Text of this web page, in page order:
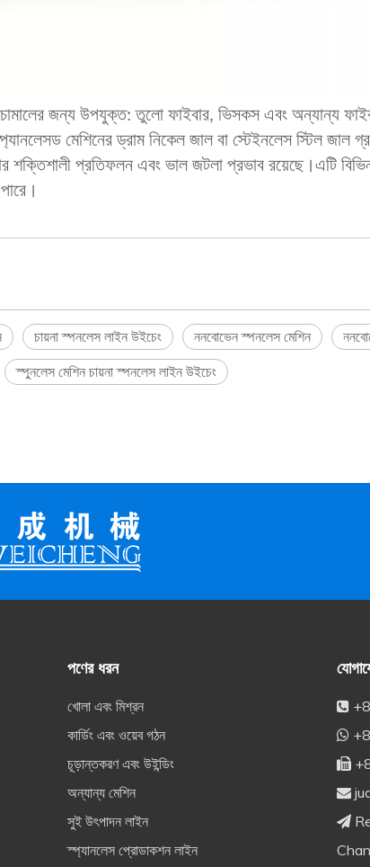
জন্য উপযুক্ত: তুলো ফাইবার, ভিসকস এবং অন্যান্য
মেশিনের ড্রাম নিকেল জাল বা স্টেইনলেস স্টিল জাল
শক্তিশালী প্রতিফলন এবং ভাল জটলা প্রভাব রয়েছে।এটি
চায়না স্পনলেস লাইন উইচেং ননবোভেন স্পনলেস মেশিন
স্পুনলেস মেশিন চায়না স্পনলেস লাইন উইচেং
পণের ধরন
খোলা এবং মিশ্রন
কার্ডিং এবং ওয়েব গঠন
চূড়ান্তকরণ এবং উইন্ডিং
অন্যান্য মেশিন
সুই উৎপাদন লাইন
স্প্যানলেস প্রোডাকশন লাইন




